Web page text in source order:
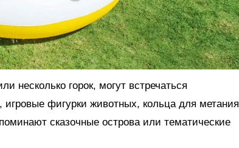
несколько горок, могут встречаться
игровые фигурки животных, кольца для метания
сказочные острова или тематические